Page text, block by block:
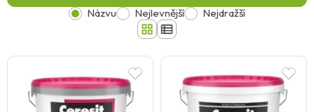
Názvu Nejlevnější Nejdražší